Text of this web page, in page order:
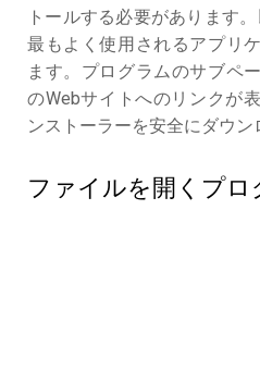
トールする必要があります
最もよく使用されるアプリ
ます。プログラムのサブペ
のWebサイトへのリンクが
ンストーラーを安全にダウン
ファイルを開くプロ